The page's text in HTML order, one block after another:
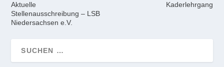
Aktuelle
Stellenausschreibung – LSB
Niedersachsen e.V.
Kaderlehrgang